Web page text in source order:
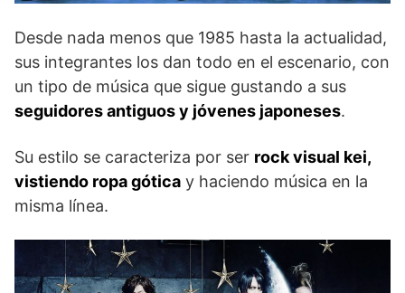
Desde nada menos que 1985 hasta la actualidad,
sus integrantes los dan todo en el escenario, con
un tipo de música que sigue gustando a sus
seguidores antiguos y jóvenes japoneses.
Su estilo se caracteriza por ser rock visual kei,
vistiendo ropa gótica y haciendo música en la
misma línea.